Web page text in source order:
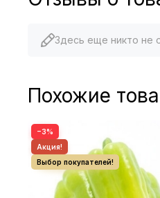
Здесь еще никто не
Похожие
−3%